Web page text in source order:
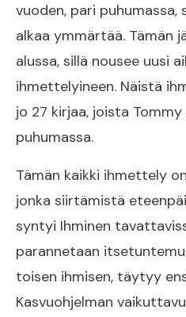
vuoden, pari
alkaa ymmärtää. Tämän
alussa, sillä nousee uusi
ihmettelyineen. Näistä
jo 27 kirjaa, joista
puhumassa.
Tämän kaikki ihmettely
jonka siirtämistä
syntyi Ihminen
parannetaan
toisen ihmisen, täytyy
Kasvuohjelman